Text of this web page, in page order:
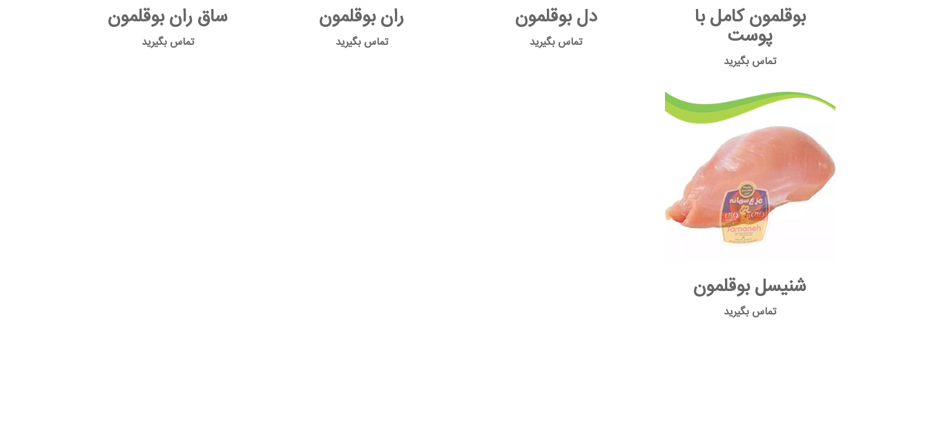
بوقلمون کامل با
پوست
تماس بگیرید
دل بوقلمون
تماس بگیرید
ران بوقلمون
تماس بگیرید
ساق ران بوقلمون
تماس بگیرید
شنیسل بوقلمون
تماس بگیرید